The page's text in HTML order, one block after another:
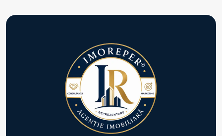
Apartamente de vanzare in Bucuresti Dacia
Apartamente de vanzare in Bucuresti Unirii
Numar de camere apartamente de vanzare
Apartamente de vanzare 1 camera
Apartamente de vanzare 2 camere
Apartamente de vanzare 3 camere
Apartamente de vanzare 4 camere
Apartamente de vanzare 5 camere